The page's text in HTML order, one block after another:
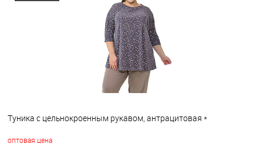
Туника с цельнокроенным рукавом, антрацитовая *
оптовая цена